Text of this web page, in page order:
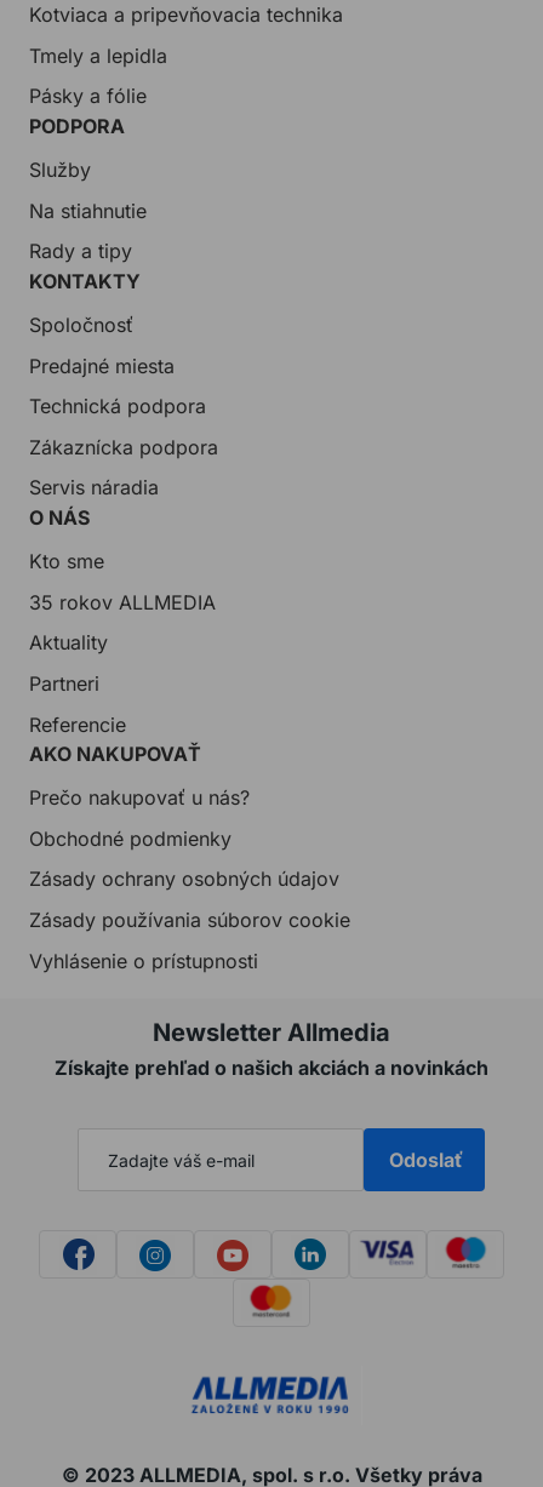
Kotviaca a pripevňovacia technika
Tmely a lepidla
Pásky a fólie
PODPORA
Služby
Na stiahnutie
Rady a tipy
KONTAKTY
Spoločnosť
Predajné miesta
Technická podpora
Zákaznícka podpora
Servis náradia
O NÁS
Kto sme
35 rokov ALLMEDIA
Aktuality
Partneri
Referencie
AKO NAKUPOVAŤ
Prečo nakupovať u nás?
Obchodné podmienky
Zásady ochrany osobných údajov
Zásady používania súborov cookie
Vyhlásenie o prístupnosti
Newsletter Allmedia
Získajte prehľad o našich akciách a novinkách
Odoslať
© 2023 ALLMEDIA, spol. s r.o. Všetky práva